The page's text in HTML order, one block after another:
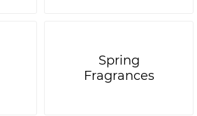
Spring
Fragrances